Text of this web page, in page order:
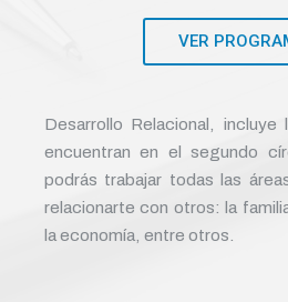
VER
Desarrollo Relacional,
encuentran en el segundo
podrás trabajar todas las
relacionarte con otros: la
la economía, entre otros.